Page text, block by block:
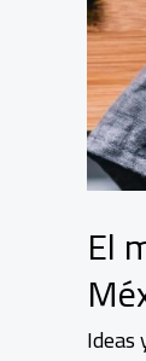
El
Ideas